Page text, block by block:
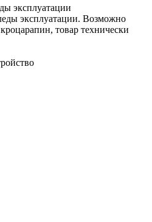
эксплуатации
эксплуатации. Возможно
товар технически